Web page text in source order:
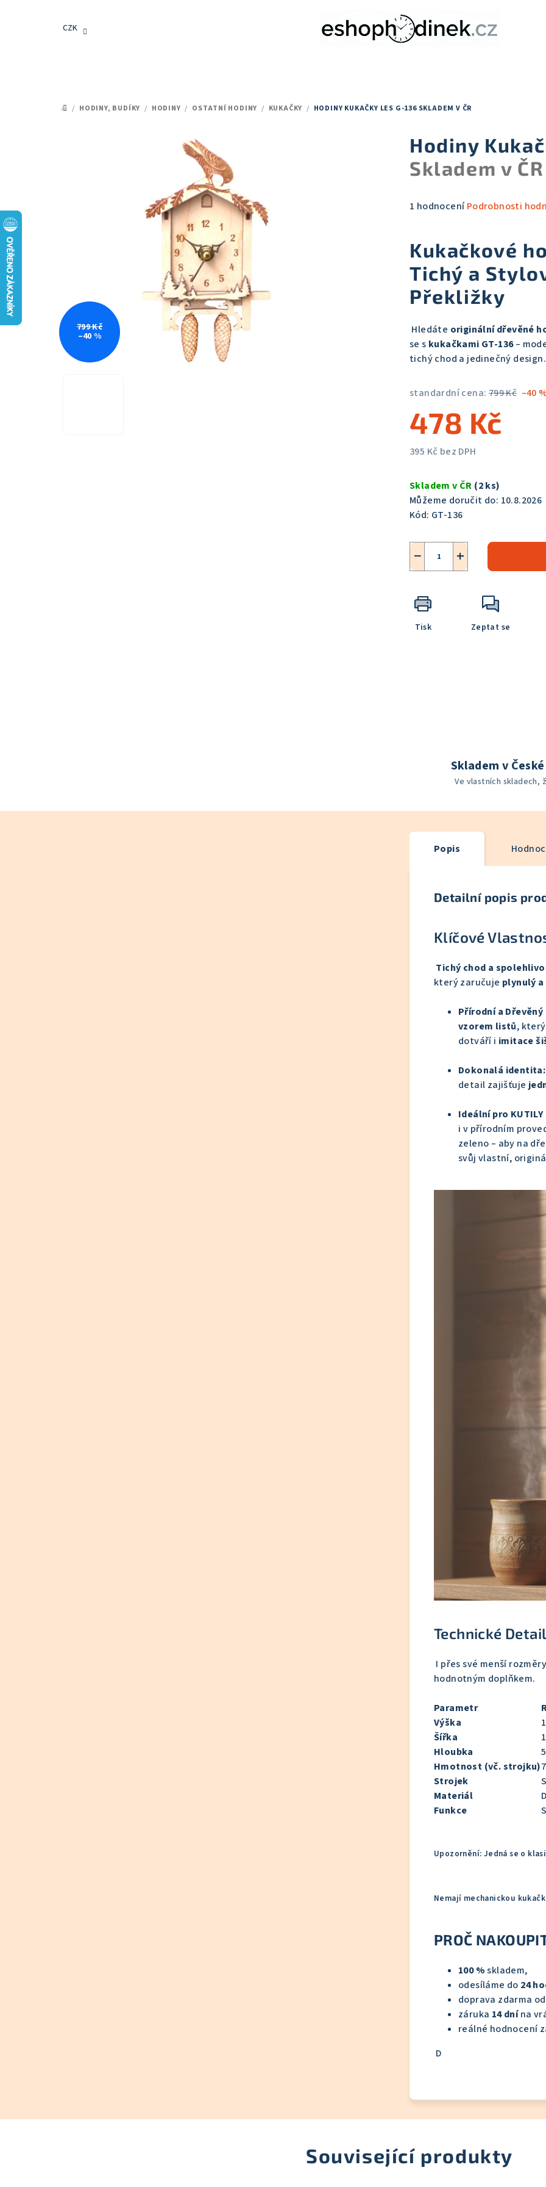
CZK
DOMŮ
/ HODINY, BUDÍKY / HODINY / OSTATNÍ HODINY / KUKAČKY / HODINY KUKAČKY LES G-136 SKLADEM V ČR
Hodiny
Skladem v ČR
Průměrné
je
5,0
z
5
hvězdiček.
1 hodnocení Podrobnosti
Kukačkové
Tichý a
Překližky
Hledáte originální dřevěné
se s kukačkami GT-136–
tichý chod a jedinečný design.
standardní cena: 799 Kč –40
478 Kč
395 Kč bez DPH
cena:
Skladem v ČR (2 ks)
Můžeme doručit do: 10.8.2026
Kód: GT-136
+
−
Tisk Zeptat se
799 Kč
–40 %
Skladem v
Ve vlastních skladech,
Popis
Detailní popis
Klíčové
Tichý chod a
který zaručuje plynulý
Přírodní a Dřevěný
vzorem listů,
dotváří i imitace
Dokonalá identita:
detail zajišťuje
Ideální pro KUTILY
i v přírodním
zeleno – aby na
svůj vlastní,
Technické
I přes své menší
hodnotným doplňkem.
Parametr
Výška
Šířka
Hloubka
Hmotnost (vč. strojku)
Strojek
Materiál
Funkce
Upozornění: Jedná se o
Nemají mechanickou
PROČ
100 %skladem,
odesíláme do 24
doprava zdarma
záruka 14 dnína
reálné hodnocení
D
Související produkty